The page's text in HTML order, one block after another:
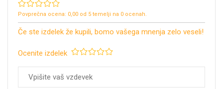
Povprečna ocena: 0,00 od 5 temelji na 0 ocenah.
Če ste izdelek že kupili, bomo vašega mnenja zelo veseli!
Ocenite izdelek